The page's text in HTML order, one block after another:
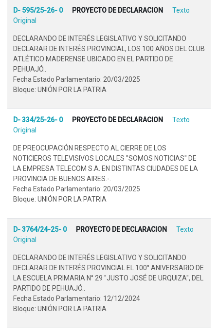
D- 595/25-26- 0 PROYECTO DE DECLARACION
Texto
Original
DECLARANDO DE INTERÉS LEGISLATIVO Y SOLICITANDO
DECLARAR DE INTERÉS PROVINCIAL, LOS 100 AÑOS DEL CLUB
ATLÉTICO MADERENSE UBICADO EN EL PARTIDO DE
PEHUAJÓ..
Fecha Estado Parlamentario: 20/03/2025
Bloque: UNIÓN POR LA PATRIA
D- 334/25-26- 0 PROYECTO DE DECLARACION
Texto
Original
DE PREOCUPACIÓN RESPECTO AL CIERRE DE LOS
NOTICIEROS TELEVISIVOS LOCALES "SOMOS NOTICIAS" DE
LA EMPRESA TELECOM S.A. EN DISTINTAS CIUDADES DE LA
PROVINCIA DE BUENOS AIRES.-.
Fecha Estado Parlamentario: 20/03/2025
Bloque: UNIÓN POR LA PATRIA
D- 3764/24-25- 0 PROYECTO DE DECLARACION
Texto
Original
DECLARANDO DE INTERÉS LEGISLATIVO Y SOLICITANDO
DECLARAR DE INTERÉS PROVINCIAL EL 100° ANIVERSARIO DE
LA ESCUELA PRIMARIA N° 29 "JUSTO JOSÉ DE URQUIZA", DEL
PARTIDO DE PEHUAJÓ..
Fecha Estado Parlamentario: 12/12/2024
Bloque: UNIÓN POR LA PATRIA